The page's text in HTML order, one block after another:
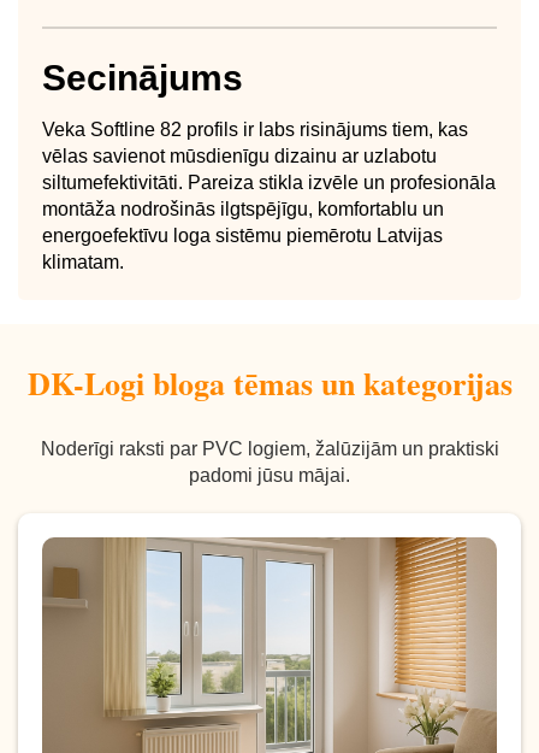
Secinājums
Veka Softline 82 profils ir labs risinājums tiem, kas
vēlas savienot mūsdienīgu dizainu ar uzlabotu
siltumefektivitāti. Pareiza stikla izvēle un profesionāla
montāža nodrošinās ilgtspējīgu, komfortablu un
energoefektīvu loga sistēmu piemērotu Latvijas
klimatam.
DK-Logi bloga tēmas un kategorijas
Noderīgi raksti par PVC logiem, žalūzijām un praktiski
padomi jūsu mājai.